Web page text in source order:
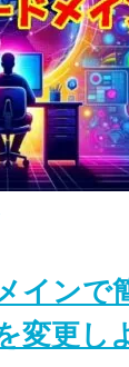
インで
変更し